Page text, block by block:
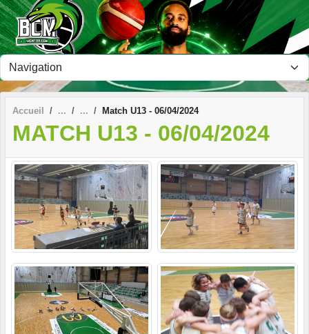
Accueil Match U13 - 06/04/2024
MATCH U13 - 06/04/2024
Panneau de gestion des cookies